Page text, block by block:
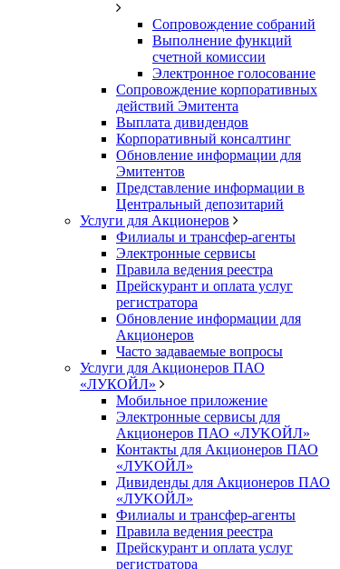
Сопровождение собраний
Выполнение функций
счетной комиссии
Электронное голосование
Сопровождение корпоративных
действий Эмитента
Выплата дивидендов
Корпоративный консалтинг
Обновление информации для
Эмитентов
Представление информации в
Центральный депозитарий
Услуги для Акционеров
Филиалы и трансфер-агенты
Электронные сервисы
Правила ведения реестра
Прейскурант и оплата услуг
регистратора
Обновление информации для
Акционеров
Часто задаваемые вопросы
Услуги для Акционеров ПАО
«ЛУКОЙЛ»
Мобильное приложение
Электронные сервисы для
Акционеров ПАО «ЛУKOЙЛ»
Контакты для Акционеров ПАО
«ЛУKOЙЛ»
Дивиденды для Акционеров ПАО
«ЛУKOЙЛ»
Филиалы и трансфер-агенты
Правила ведения реестра
Прейскурант и оплата услуг
регистратора